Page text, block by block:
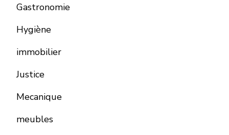
Gastronomie
Hygiène
immobilier
Justice
Mecanique
meubles